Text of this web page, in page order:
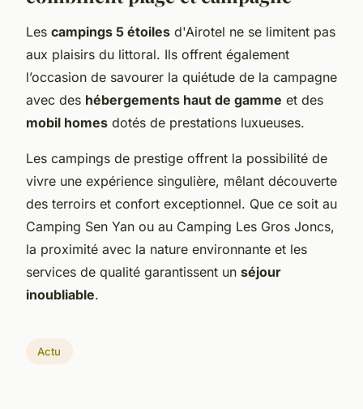
Les campings 5 étoiles d'Airotel ne se limitent pas
aux plaisirs du littoral. Ils offrent également
l’occasion de savourer la quiétude de la campagne
avec des hébergements haut de gamme et des
mobil homes dotés de prestations luxueuses.
Les campings de prestige offrent la possibilité de
vivre une expérience singulière, mêlant découverte
des terroirs et confort exceptionnel. Que ce soit au
Camping Sen Yan ou au Camping Les Gros Joncs,
la proximité avec la nature environnante et les
services de qualité garantissent un séjour
inoubliable.
Actu